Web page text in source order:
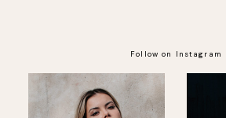
Follow on Instagram